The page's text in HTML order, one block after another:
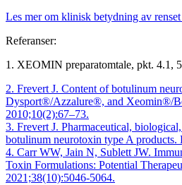
Les mer om klinisk betydning av
Referanser:
1. XEOMIN preparatomtale, pkt. 4.1,
2. Frevert J. Content of botulinum
Dysport®/Azzalure®, and Xeomin®/
2010;10(2):67–73.
3. Frevert J. Pharmaceutical,
botulinum neurotoxin type A
4. Carr WW, Jain N, Sublett JW.
Toxin Formulations: Potential
2021;38(10):5046-5064.